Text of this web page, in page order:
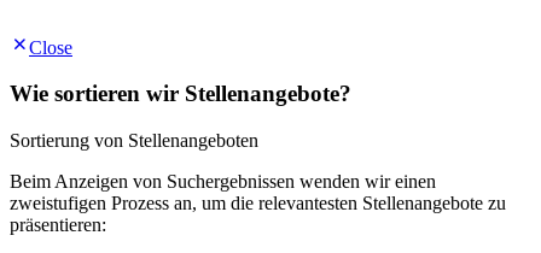
Close
Wie sortieren wir Stellenangebote?
Sortierung von Stellenangeboten
Beim Anzeigen von Suchergebnissen wenden wir einen
zweistufigen Prozess an, um die relevantesten Stellenangebote zu
präsentieren: